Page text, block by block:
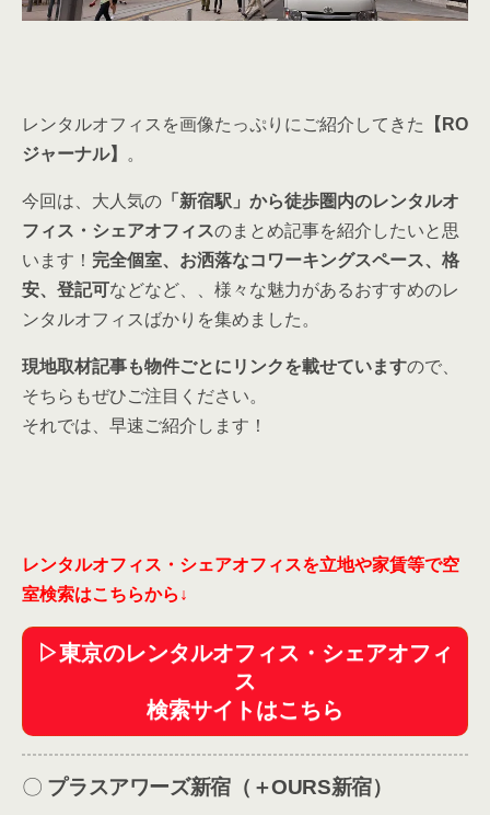
レンタルオフィスを画像たっぷりにご紹介してきた
【RO
ジャーナル】
。
今回は、大人気の 「新宿駅」から徒歩圏内のレンタルオ
フィス・シェアオフィスのまとめ記事を紹介したいと思
います！ 完全個室、お洒落なコワーキングスペース、格
安、登記可などなど、、様々な魅力があるおすすめのレ
ンタルオフィスばかりを集めました。
現地取材記事も物件ごとにリンクを載せていますので、
そちらもぜひご注目ください。
それでは、早速ご紹介します！
レンタルオフィス・シェアオフィスを立地や家賃等で空
室検索はこちらから ↓
▷東京のレンタルオフィス・シェアオフィ
ス
検索サイトはこちら
〇 プラスアワーズ新宿（＋OURS新宿）